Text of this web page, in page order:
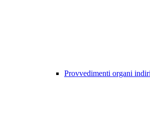
Provvedimenti organi